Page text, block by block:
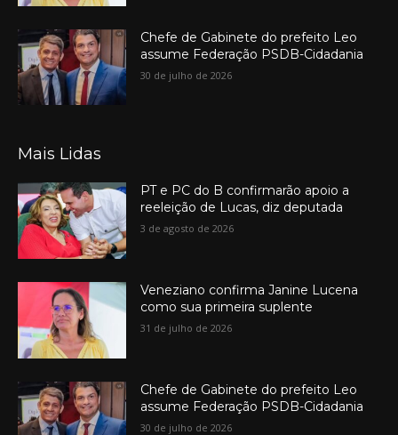
Chefe de Gabinete do prefeito Leo
assume Federação PSDB-Cidadania
30 de julho de 2026
Mais Lidas
PT e PC do B confirmarão apoio a
reeleição de Lucas, diz deputada
3 de agosto de 2026
Veneziano confirma Janine Lucena
como sua primeira suplente
31 de julho de 2026
Chefe de Gabinete do prefeito Leo
assume Federação PSDB-Cidadania
30 de julho de 2026